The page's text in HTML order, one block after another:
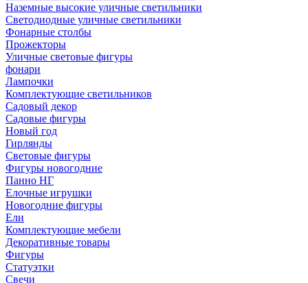
Наземные высокие уличные светильники
Светодиодные уличные светильники
Фонарные столбы
Прожекторы
Уличные световые фигуры
фонари
Лампочки
Комплектующие светильников
Садовый декор
Садовые фигуры
Новый год
Гирлянды
Световые фигуры
Фигуры новогодние
Панно НГ
Елочные игрушки
Новогодние фигуры
Ели
Комплектующие мебели
Декоративные товары
Фигуры
Статуэтки
Свечи